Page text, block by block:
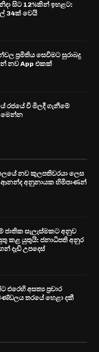
සිට 12%කින් ඉහළට:
34ක් වෙයි
ප්‍රමිතිය සෙවීමට සුරාබදු
නව App එකක්
රජයේ වී මිලදී ගැනීමේ
නව කුලපතිවරයා ලෙස
ආනන්ද අනුනායක හිමිපාණන්
ජාතික සැලැස්මකට අනුව
කළ යුතුයි: ජනාධිපති අනුර
දැඩි උපදෙස්
අසත්‍ය ප්‍රචාර
තරයේ හෙළා දකී